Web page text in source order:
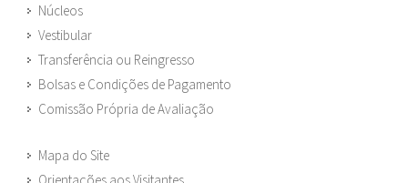
Núcleos
Vestibular
Transferência ou Reingresso
Bolsas e Condições de Pagamento
Comissão Própria de Avaliação
Mapa do Site